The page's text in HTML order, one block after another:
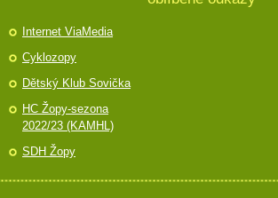
Internet ViaMedia
Cyklozopy
Dětský Klub Sovička
HC Žopy-sezona
2022/23 (KAMHL)
SDH Žopy